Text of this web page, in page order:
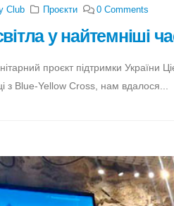
Club Проєкти 0 Comments
у найтемніші
проєкт підтримки України
з Blue-Yellow Cross, нам вдалося...